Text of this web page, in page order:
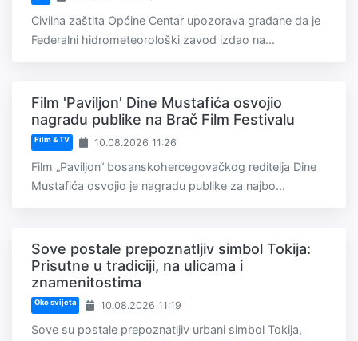
Civilna zaštita Općine Centar upozorava građane da je
Federalni hidrometeorološki zavod izdao na...
Film 'Paviljon' Dine Mustafića osvojio
nagradu publike na Brač Film Festivalu
Film & TV 10.08.2026 11:26
Film „Paviljon“ bosanskohercegovačkog reditelja Dine
Mustafića osvojio je nagradu publike za najbo...
Sove postale prepoznatljiv simbol Tokija:
Prisutne u tradiciji, na ulicama i
znamenitostima
Oko svijeta 10.08.2026 11:19
Sove su postale prepoznatljiv urbani simbol Tokija,